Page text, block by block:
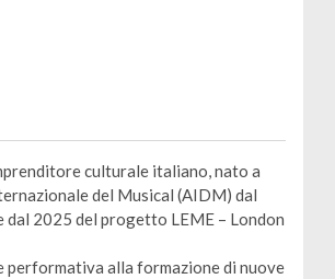
culturale italiano, nato a
del Musical (AIDM) dal
dal 2025 del progetto LEME – London
alla formazione di nuove